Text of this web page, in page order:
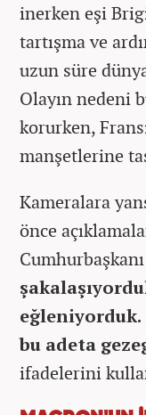
inerken eşi
tartışma ve
uzun süre
Olayın nedeni
korurken,
manşetlerine
Kameralara
önce
eğleniyorduk.
bu adeta
ifadelerini